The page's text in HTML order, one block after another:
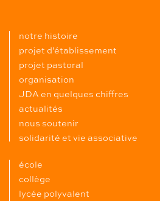
notre histoire
projet d'établissement
projet pastoral
organisation
JDA en quelques chiffres
actualités
nous soutenir
solidarité et vie associative
école
collège
lycée polyvalent